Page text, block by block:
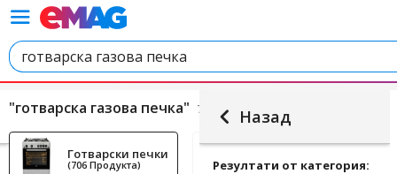
Назад
Резултати от категория:
"готварска газова печка" 706 резултата.
Готварски печки
(706 Продукта) Повече категории